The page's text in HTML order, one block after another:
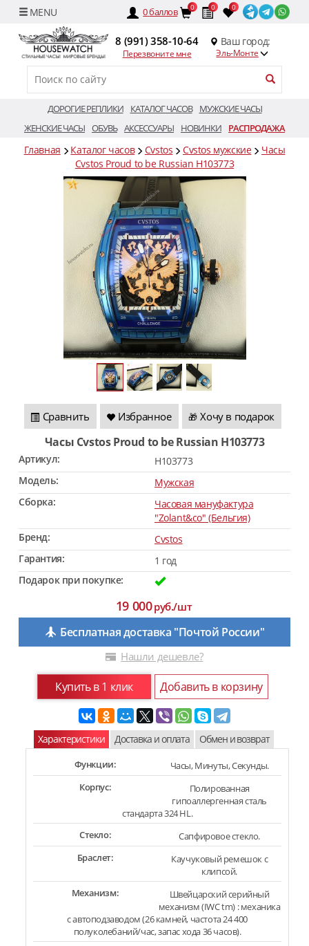
0баллов 0 0 0
8 (991) 358-10-64
Перезвоните мне
Ваш город:
Эль-Монте
ДОРОГИЕ РЕПЛИКИ КАТАЛОГ ЧАСОВ
МУЖСКИЕ ЧАСЫ
ЖЕНСКИЕ ЧАСЫ ОБУВЬ АКСЕССУАРЫ НОВИНКИ РАСПРОДАЖА
Главная Каталог часов Cvstos Cvstos мужские
Часы
Cvstos Proud to be Russian H103773
Сравнить Избранное 🎁 Хочу в подарок
Часы Cvstos Proud to be Russian H103773
Артикул:
H103773
Модель:
Мужская
Сборка:
Часовая мануфактура
"Zolant&co" (Бельгия)
Бренд:
Cvstos
Гарантия:
1 год
Подарок при покупке:
19 000руб./шт
Бесплатная доставка "Почтой России"
Нашли дешевле?
Купить в 1 клик Добавить в корзину
Характеристики Доставка и оплата Обмен и возврат
Функции:
Часы, Минуты, Секунды.
Корпус:
Полированная
гипоаллергенная сталь
стандарта 324 HL.
Стекло:
Сапфировое стекло.
Браслет:
Каучуковый ремешок с
клипсой.
Механизм:
Швейцарский серийный
механизм (IWC tm) : механика
с автоподзаводом (26 камней, частота 24 400
полуколебаний/час, запас хода 36 часов).